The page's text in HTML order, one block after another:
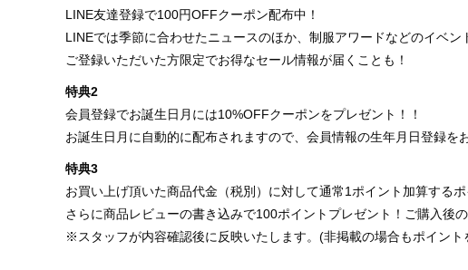
LINE友達登録で100円OFFクーポン配布中！
LINEでは季節に合わせたニュースのほか、制服アワードなどのイベン
ご登録いただいた方限定でお得なセール情報が届くことも！
特典2
会員登録でお誕生日月には10%OFFクーポンをプレゼント！！
お誕生日月に自動的に配布されますので、会員情報の生年月日登録を
特典3
お買い上げ頂いた商品代金（税別）に対して通常1ポイント加算する
さらに商品レビューの書き込みで100ポイントプレゼント！ご購入後
※スタッフが内容確認後に反映いたします。(非掲載の場合もポイント